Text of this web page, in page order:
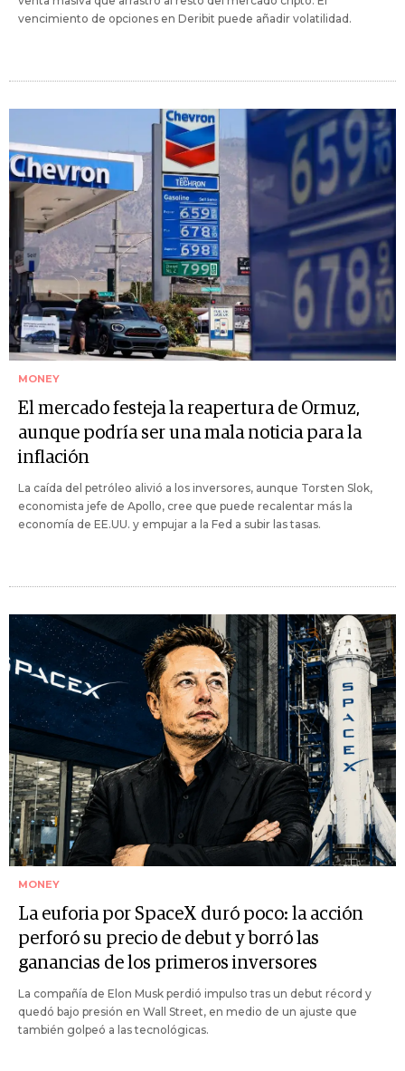
vencimiento de opciones en Deribit puede añadir volatilidad.
MONEY
El mercado festeja la reapertura de Ormuz,
aunque podría ser una mala noticia para la
inflación
La caída del petróleo alivió a los inversores, aunque Torsten Slok,
economista jefe de Apollo, cree que puede recalentar más la
economía de EE.UU. y empujar a la Fed a subir las tasas.
MONEY
La euforia por SpaceX duró poco: la acción
perforó su precio de debut y borró las
ganancias de los primeros inversores
La compañía de Elon Musk perdió impulso tras un debut récord y
quedó bajo presión en Wall Street, en medio de un ajuste que
también golpeó a las tecnológicas.